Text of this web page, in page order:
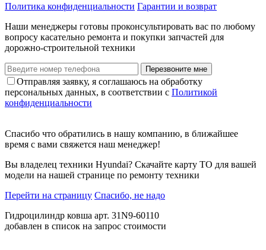
Политика конфиденциальности Гарантии и возврат
Наши менеджеры готовы проконсультировать вас по любому
вопросу касательно ремонта и покупки запчастей для
дорожно-строительной техники
Перезвоните мне
Отправляя заявку, я соглашаюсь на обработку
персональных данных, в соответствии с Политикой
конфиденциальности
Спасибо что обратились в нашу компанию, в ближайшее
время с вами свяжется наш менеджер!
Вы владелец техники Hyundai? Скачайте карту ТО для вашей
модели на нашей странице по ремонту техники
Перейти на страницу Спасибо, не надо
Гидроцилиндр ковша арт. 31N9-60110
добавлен в список на запрос стоимости